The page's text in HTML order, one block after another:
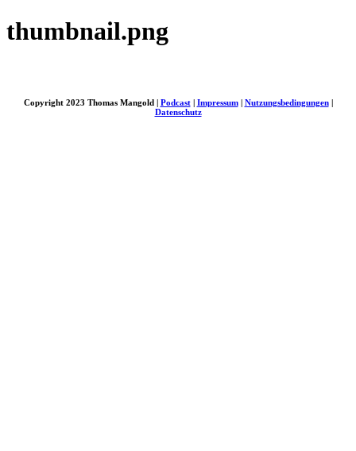
thumbnail.png
Copyright 2023 Thomas Mangold | Podcast| Impressum| Nutzungsbedingungen|
Datenschutz